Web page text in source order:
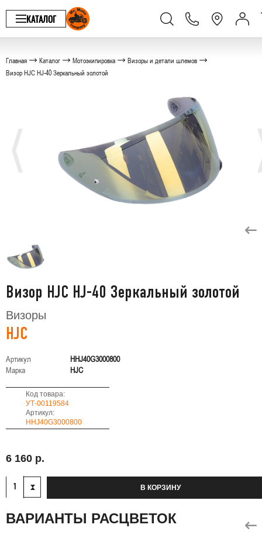
КАТАЛОГ
Главная Каталог Мотоэкипировка
Визоры и детали шлемов
Визор HJC HJ-40 Зеркальный золотой
Визор HJC HJ-40 Зеркальный золотой
Визоры
HJC
Артикул
HHJ40G3000800
Марка
HJC
Код товара:
УТ-00119584
Артикул:
HHJ40G3000800
6 160 р.
В КОРЗИНУ
ВАРИАНТЫ РАСЦВЕТОК